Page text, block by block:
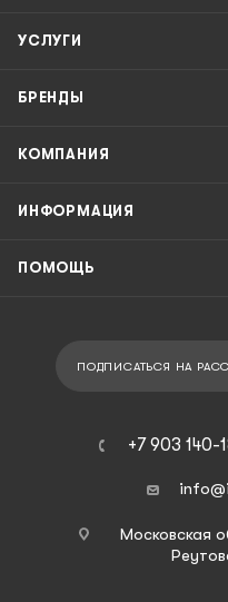
УСЛУГИ
БРЕНДЫ
КОМПАНИЯ
ИНФОРМАЦИЯ
ПОМОЩЬ
ПОДПИСАТЬСЯ НА
+7 903 140-
Московская